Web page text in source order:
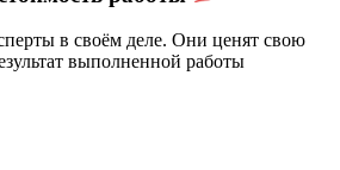
в своём деле. Они ценят свою
выполненной работы